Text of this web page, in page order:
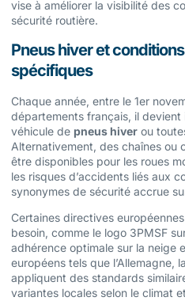
vise à améliorer la visibilité des
sécurité routière.
Pneus hiver et
spécifiques
Chaque année, entre le 1er
départements français, il devient
véhicule de pneus hiver ou
Alternativement, des chaînes ou
être disponibles pour les roues
les risques d’accidents liés aux
synonymes de sécurité accrue
Certaines directives
besoin, comme le logo 3PMSF
adhérence optimale sur la neige
européens tels que l’Allemagne,
appliquent des standards
variantes locales selon le climat